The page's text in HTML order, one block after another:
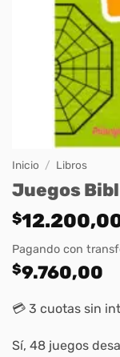
Inicio / Libros
Juegos
$
Pagando con
$9.760,00
💳 3 cuotas sin
Sí, 48 juegos